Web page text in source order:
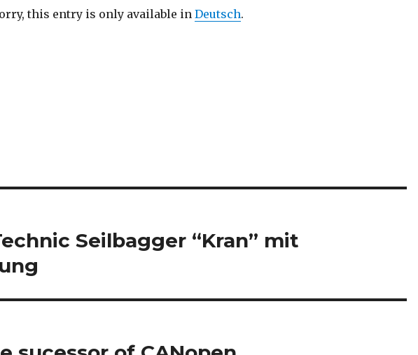
this entry is only available in Deutsch.
Seilbagger “Kran” mit